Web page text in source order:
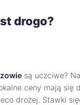
drogo?
są uczciwe?
ceny mają się
drożej. Stawki